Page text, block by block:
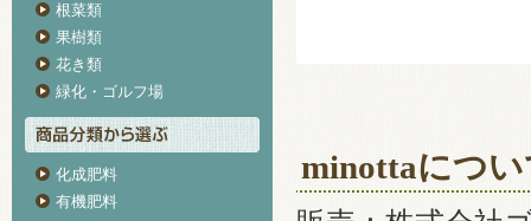
根菜類
果樹類
花き類
緑化・ゴルフ場
化成肥料
有機肥料
minottaにつ